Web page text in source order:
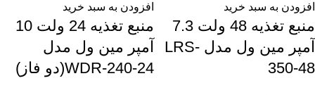
افزودن به سبد خرید
منبع تغذیه 48 ولت 7.3
آمپر مین ول مدل LRS-
350-48
افزودن به سبد خرید
منبع تغذیه 24 ولت 10
آمپر مین ول مدل
WDR-240-24(دو فاز)